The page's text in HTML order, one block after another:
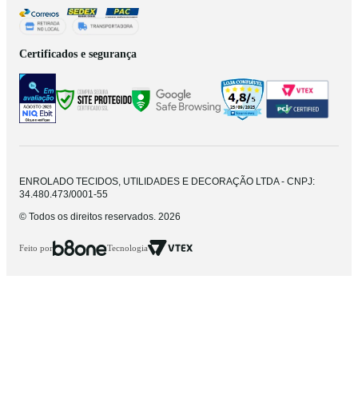
Certificados e segurança
ENROLADO TECIDOS, UTILIDADES E DECORAÇÃO LTDA - CNPJ:
34.480.473/0001-55
© Todos os direitos reservados. 2026
Feito por Tecnologia